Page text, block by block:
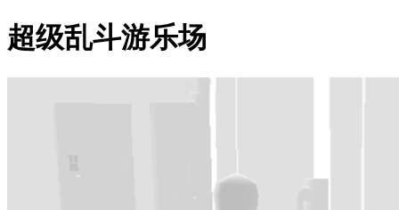
超级乱斗游乐场